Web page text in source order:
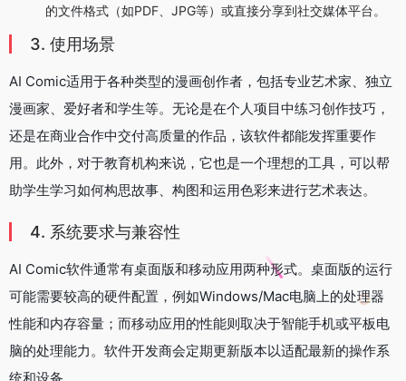
的文件格式（如PDF、JPG等）或直接分享到社交媒体平台。
3. 使用场景
AI Comic适用于各种类型的漫画创作者，包括专业艺术家、独立
漫画家、爱好者和学生等。无论是在个人项目中练习创作技巧，
还是在商业合作中交付高质量的作品，该软件都能发挥重要作
用。此外，对于教育机构来说，它也是一个理想的工具，可以帮
助学生学习如何构思故事、构图和运用色彩来进行艺术表达。
4. 系统要求与兼容性
AI Comic软件通常有桌面版和移动应用两种形式。桌面版的运行
可能需要较高的硬件配置，例如Windows/Mac电脑上的处理器
性能和内存容量；而移动应用的性能则取决于智能手机或平板电
脑的处理能力。软件开发商会定期更新版本以适配最新的操作系